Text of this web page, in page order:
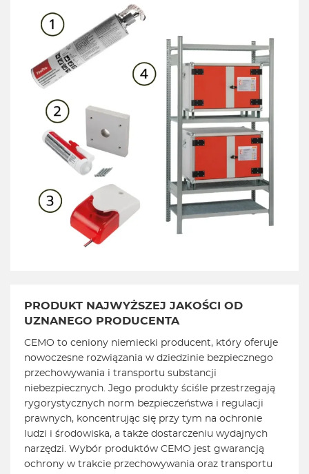
PRODUKT NAJWYŻSZEJ JAKOŚCI OD
UZNANEGO PRODUCENTA
CEMO to ceniony niemiecki producent, który oferuje
nowoczesne rozwiązania w dziedzinie bezpiecznego
przechowywania i transportu substancji
niebezpiecznych. Jego produkty ściśle przestrzegają
rygorystycznych norm bezpieczeństwa i regulacji
prawnych, koncentrując się przy tym na ochronie
ludzi i środowiska, a także dostarczeniu wydajnych
narzędzi. Wybór produktów CEMO jest gwarancją
ochrony w trakcie przechowywania oraz transportu